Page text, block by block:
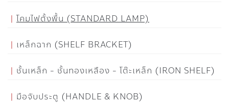
โคมไฟตั้งพื้น (STANDARD LAMP)
เหล็กฉาก (SHELF BRACKET)
ชั้นเหล็ก - ชั้นทองเหลือง - โต๊ะเหล็ก (IRON SHELF)
มือจับประตู (HANDLE & KNOB)